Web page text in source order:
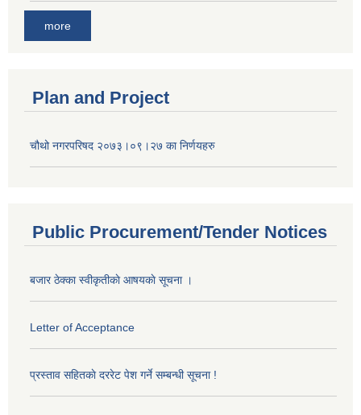
more
Plan and Project
चौथो नगरपरिषद २०७३।०९।२७ का निर्णयहरु
Public Procurement/Tender Notices
बजार ठेक्का स्वीकृतीकाे आषयकाे सूचना ।
Letter of Acceptance
प्रस्ताव सहितकाे दररेट पेश गर्ने सम्बन्धी सूचना !